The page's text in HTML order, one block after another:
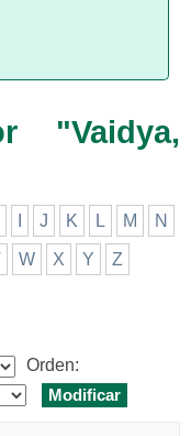
"Vaidya,
J K L M N
W X Y Z
Orden: